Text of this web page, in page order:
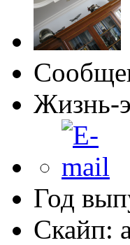
Жизнь-
Год
Скайп: